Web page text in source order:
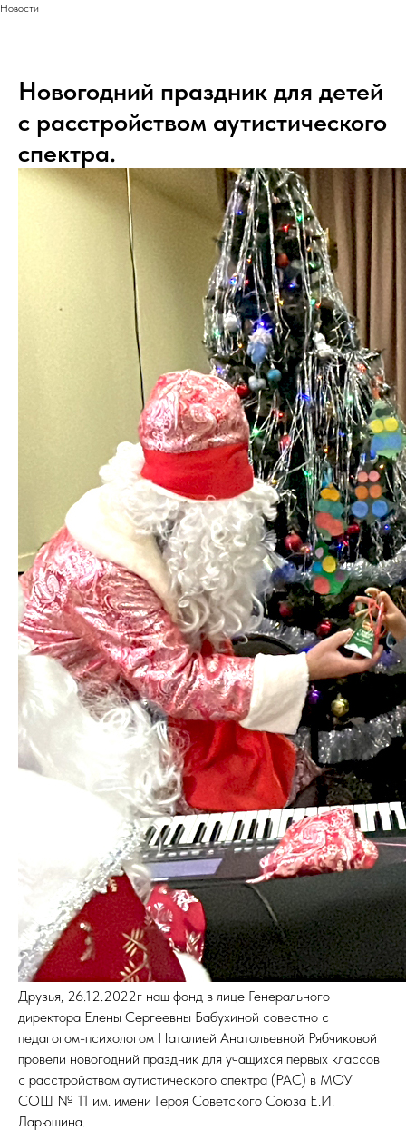
Новости
Новогодний праздник для детей
с расстройством аутистического
спектра.
Друзья, 26.12.2022г наш фонд в лице Генерального
директора Елены Сергеевны Бабухиной совестно с
педагогом-психологом Наталией Анатольевной Рябчиковой
провели новогодний праздник для учащихся первых классов
с расстройством аутистического спектра (РАС) в МОУ
СОШ № 11 им. имени Героя Советского Союза Е.И.
Ларюшина.